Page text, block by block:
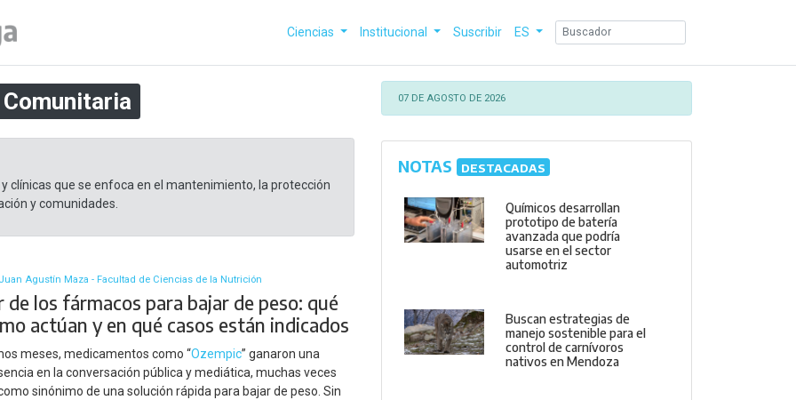
Ciencias Institucional Suscribir ES
clínicas que se enfoca en el mantenimiento, la protección
y comunidades.
Agustín Maza - Facultad de Ciencias de la Nutrición
de los fármacos para bajar de peso: qué
actúan y en qué casos están indicados
meses, medicamentos como “Ozempic” ganaron una
en la conversación pública y mediática, muchas veces
sinónimo de una solución rápida para bajar de peso. Sin
07 DE AGOSTO DE 2026
NOTAS DESTACADAS
Químicos desarrollan
prototipo de batería
avanzada que podría
usarse en el sector
automotriz
Buscan estrategias de
manejo sostenible para el
control de carnívoros
nativos en Mendoza